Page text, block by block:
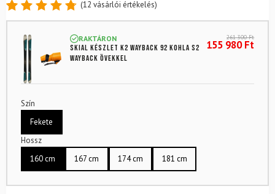
Értékelés
4.83
5-ből,
12
értékelés
alapján
(12 vásárlói értékelés)
RAKTÁRON
Skial készlet K2 Wayback 92 Kohla S2
Wayback övekkel
261 300Ft
155 980Ft
Szín
Fekete
Hossz
160 cm
167 cm 174 cm 181 cm